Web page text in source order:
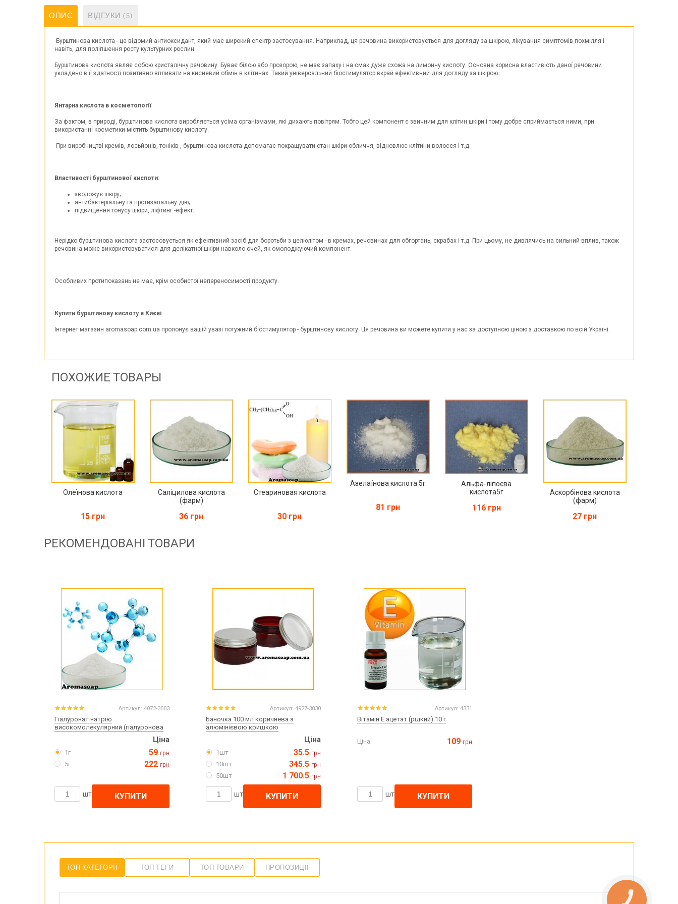
ОПИС ВІДГУКИ (5)
Бурштинова кислота - це відомий антиоксидант, який має широкий спектр застосування. Наприклад, ця речовина використовується для догляду за шкірою, лікування симптомів похмілля і
навіть, для поліпшення росту культурних рослин.
Бурштинова кислота являє собою кристалічну речовину. Буває білою або прозорою, не має запаху і на смак дуже схожа на лимонну кислоту. Основна корисна властивість даної речовини
укладено в її здатності позитивно впливати на кисневий обмін в клітинах. Такий універсальний біостимулятор вкрай ефективний для догляду за шкірою.
Янтарна кислота в косметології
За фактом, в природі, бурштинова кислота виробляється усіма організмами, які дихають повітрям. Тобто цей компонент є звичним для клітин шкіри і тому добре сприймається ними, при
використанні косметики містить бурштинову кислоту.
При виробництві кремів, лосьйонів, тоніків , бурштинова кислота допомагає покращувати стан шкіри обличчя, відновлює клітини волосся і т.д.
Властивості бурштинової кислоти:
зволожує шкіру;
антибактеріальну та протизапальну дію;
підвищення тонусу шкіри, ліфтинг -ефект.
Нерідко бурштинова кислота застосовується як ефективний засіб для боротьби з целюлітом - в кремах, речовинах для обгортань, скрабах і т.д. При цьому, не дивлячись на сильний вплив, також
речовина може використовуватися для делікатної шкіри навколо очей, як омолоджуючий компонент.
Особливих протипоказань не має, крім особистої непереносимості продукту.
Купити бурштинову кислоту в Києві
Інтернет магазин aromasoap.com.ua пропонує вашій увазі потужний біостимулятор - бурштинову кислоту. Ця речовина ви можете купити у нас за доступною ціною з доставкою по всій Україні.
ПОХОЖИЕ ТОВАРЫ
Олеїнова кислота
15 грн
Саліцилова кислота
(фарм)
36 грн
Стеариновая кислота
30 грн
Азелаїнова кислота 5г
81 грн
Альфа-ліпоєва
кислота5г
116 грн
Аскорбінова кислота
(фарм)
27 грн
РЕКОМЕНДОВАНІ ТОВАРИ
Артикул: 4072-3003
Гіалуронат натрію
високомолекулярний (гіалуронова
Ціна
1г 59 грн
5г 222 грн
шт КУПИТИ
Артикул: 4927-3830
Баночка 100 мл коричнева з
алюмінієвою кришкою
Ціна
1шт 35.5 грн
10шт 345.5 грн
50шт 1 700.5 грн
шт КУПИТИ
Артикул: 4331
Вітамін E ацетат (рідкий) 10 г
Ціна 109 грн
шт КУПИТИ
ТОП КАТЕГОРІЇ ТОП ТЕГИ ТОП ТОВАРИ ПРОПОЗИЦІЇ